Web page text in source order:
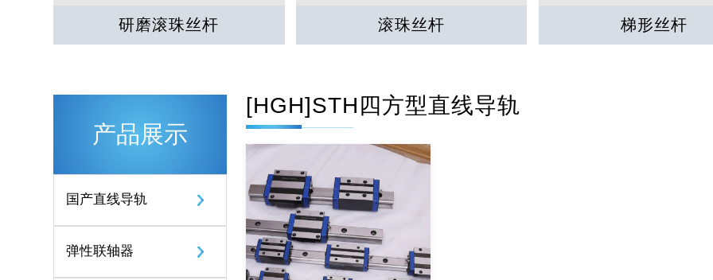
研磨滚珠丝杆 滚珠丝杆 梯形丝杆
产品展示
国产直线导轨
弹性联轴器
[HGH]STH四方型直线导轨